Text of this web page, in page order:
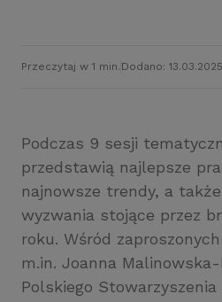
Przeczytaj w 1 min. Dodano: 13.03.2025
Podczas 9 sesji
przedstawią najlepsze
najnowsze trendy, a
wyzwania stojące przez
roku. Wśród
m.in. Joanna Malinowska-
Polskiego